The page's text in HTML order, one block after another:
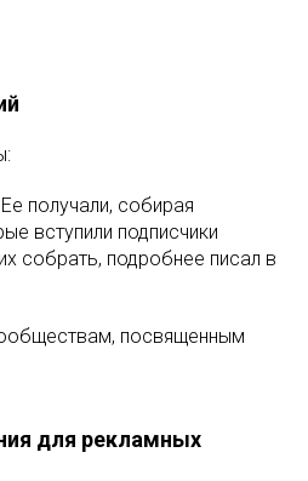
получали, собирая
вступили подписчики
собрать, подробнее писал в
посвященным
для рекламных